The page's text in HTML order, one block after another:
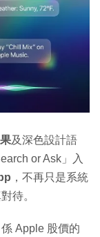
及深色設計語
or Ask」入
，不再只是系統
待。
Apple 股價的